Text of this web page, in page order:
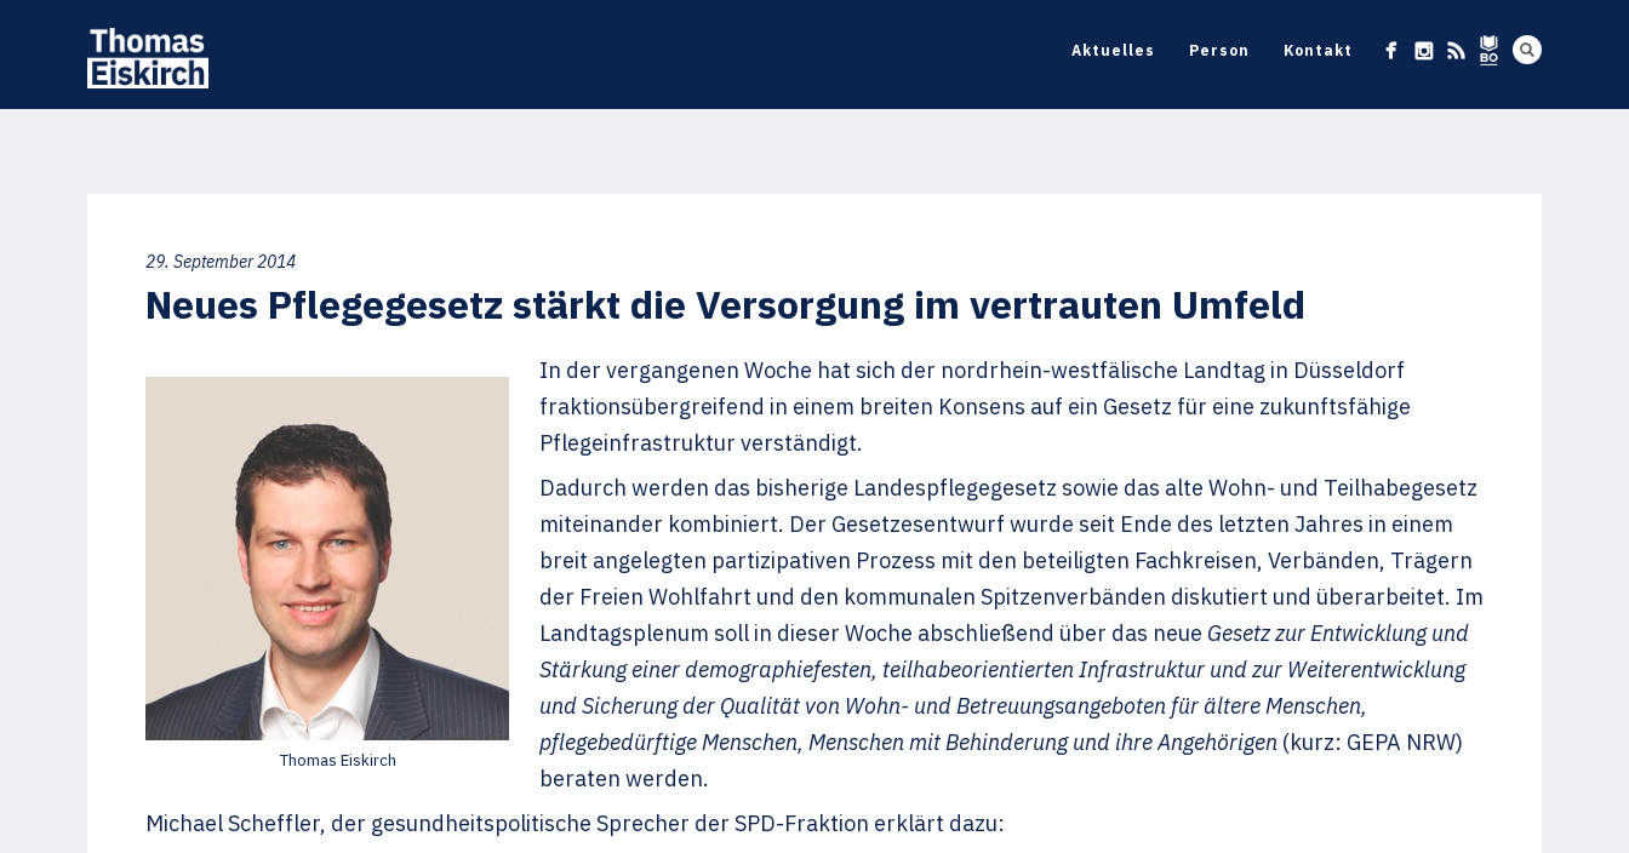
Aktuelles Person Kontakt
29. September 2014
Neues Pflegegesetz stärkt die Versorgung im vertrauten Umfeld
Thomas Eiskirch
In der vergangenen Woche hat sich der nordrhein-westfälische Landtag in Düsseldorf
fraktionsübergreifend in einem breiten Konsens auf ein Gesetz für eine zukunftsfähige
Pflegeinfrastruktur verständigt.
Dadurch werden das bisherige Landespflegegesetz sowie das alte Wohn- und Teilhabegesetz
miteinander kombiniert. Der Gesetzesentwurf wurde seit Ende des letzten Jahres in einem
breit angelegten partizipativen Prozess mit den beteiligten Fachkreisen, Verbänden, Trägern
der Freien Wohlfahrt und den kommunalen Spitzenverbänden diskutiert und überarbeitet. Im
Landtagsplenum soll in dieser Woche abschließend über das neue Gesetz zur Entwicklung und
Stärkung einer demographiefesten, teilhabeorientierten Infrastruktur und zur Weiterentwicklung
und Sicherung der Qualität von Wohn- und Betreuungsangeboten für ältere Menschen,
pflegebedürftige Menschen, Menschen mit Behinderung und ihre Angehörigen (kurz: GEPA NRW)
beraten werden.
Michael Scheffler, der gesundheitspolitische Sprecher der SPD-Fraktion erklärt dazu: